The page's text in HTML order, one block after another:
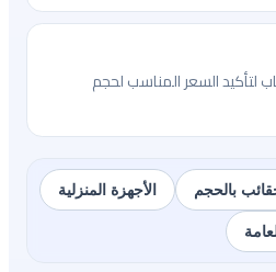
لتأكيد السعر المناسب لحجم
بالحجم الأجهزة المنزلية